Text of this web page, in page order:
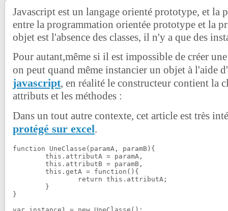
Javascript est un langage orienté prototype, et la
entre la programmation orientée prototype et la
objet est l'absence des classes, il n'y a que des
Pour autant,même si il est impossible de créer
on peut quand même instancier un objet à l'aide
javascript, en réalité le constructeur contient la
attributs et les méthodes :
Dans un tout autre contexte, cet article est très
protégé sur excel.
function UneClasse(paramA, paramB){
}